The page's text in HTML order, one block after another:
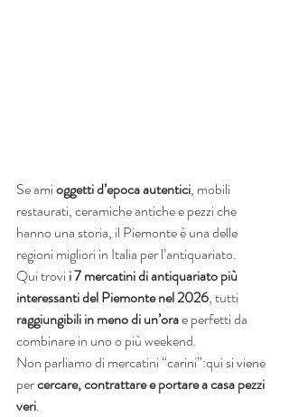
Se ami oggetti d’epoca autentici, mobili
restaurati, ceramiche antiche e pezzi che
hanno una storia, il Piemonte è una delle
regioni migliori in Italia per l’antiquariato.
Qui trovi i 7 mercatini di antiquariato più
interessanti del Piemonte nel 2026, tutti
raggiungibili in meno di un’ora e perfetti da
combinare in uno o più weekend.
Non parliamo di mercatini “carini”:qui si viene
per cercare, contrattare e portare a casa pezzi
veri.